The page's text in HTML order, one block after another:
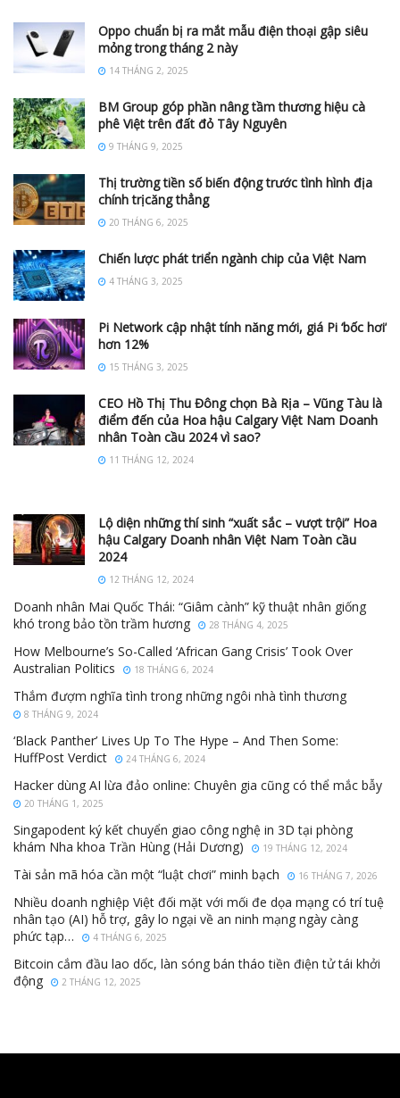
Oppo chuẩn bị ra mắt mẫu điện thoại gập siêu
mỏng trong tháng 2 này
14 THÁNG 2, 2025
BM Group góp phần nâng tầm thương hiệu cà
phê Việt trên đất đỏ Tây Nguyên
9 THÁNG 9, 2025
Thị trường tiền số biến động trước tình hình địa
chính trịcăng thẳng
20 THÁNG 6, 2025
Chiến lược phát triển ngành chip của Việt Nam
4 THÁNG 3, 2025
Pi Network cập nhật tính năng mới, giá Pi ‘bốc hơi’
hơn 12%
15 THÁNG 3, 2025
CEO Hồ Thị Thu Đông chọn Bà Rịa – Vũng Tàu là
điểm đến của Hoa hậu Calgary Việt Nam Doanh
nhân Toàn cầu 2024 vì sao?
11 THÁNG 12, 2024
Lộ diện những thí sinh “xuất sắc – vượt trội” Hoa
hậu Calgary Doanh nhân Việt Nam Toàn cầu
2024
12 THÁNG 12, 2024
Doanh nhân Mai Quốc Thái: “Giâm cành” kỹ thuật nhân giống
khó trong bảo tồn trầm hương
28 THÁNG 4, 2025
How Melbourne’s So-Called ‘African Gang Crisis’ Took Over
Australian Politics
18 THÁNG 6, 2024
Thắm đượm nghĩa tình trong những ngôi nhà tình thương
8 THÁNG 9, 2024
‘Black Panther’ Lives Up To The Hype – And Then Some:
HuffPost Verdict
24 THÁNG 6, 2024
Hacker dùng AI lừa đảo online: Chuyên gia cũng có thể mắc bẫy
20 THÁNG 1, 2025
Singapodent ký kết chuyển giao công nghệ in 3D tại phòng
khám Nha khoa Trần Hùng (Hải Dương)
19 THÁNG 12, 2024
Tài sản mã hóa cần một “luật chơi” minh bạch 16 THÁNG 7, 2026
Nhiều doanh nghiệp Việt đối mặt với mối đe dọa mạng có trí tuệ
nhân tạo (AI) hỗ trợ, gây lo ngại về an ninh mạng ngày càng
phức tạp…
4 THÁNG 6, 2025
Bitcoin cắm đầu lao dốc, làn sóng bán tháo tiền điện tử tái khởi
động
2 THÁNG 12, 2025